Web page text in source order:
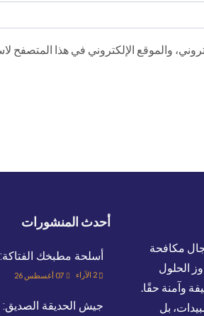
والموقع الإلكتروني في هذا المتصفح
مكافحة
الحلول
وآمنة حقًا.
بل
أحدث المنشورات
أسلحة مطبخك
07 أغسطس 26 الآراء
جيش الحديقة الصديق: